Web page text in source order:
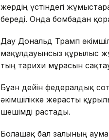
жердің үстіндегі
береді. Онда бомбадан
Дау Дональд Трамп
мақұлдауынсыз құрылыс
тың тарихи мұрасын
Бұған дейін федералдық
әкімшілікке жерасты
шешімді растады.
Болашақ бал залының